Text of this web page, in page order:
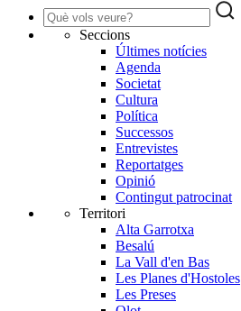
Seccions
Últimes notícies
Agenda
Societat
Cultura
Política
Successos
Entrevistes
Reportatges
Opinió
Contingut patrocinat
Territori
Alta Garrotxa
Besalú
La Vall d'en Bas
Les Planes d'Hostoles
Les Preses